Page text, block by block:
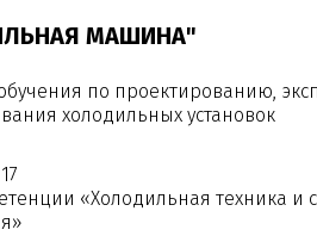
МАШИНА"
по проектированию,
холодильных установок
17
«Холодильная техника и